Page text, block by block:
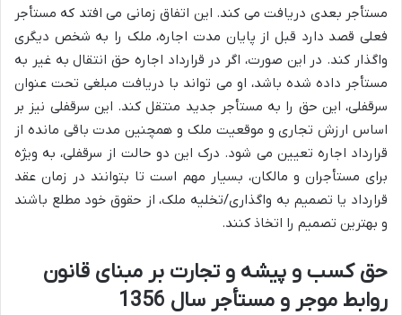
مستأجر بعدی دریافت می کند. این اتفاق زمانی می افتد که مستأجر
فعلی قصد دارد قبل از پایان مدت اجاره، ملک را به شخص دیگری
واگذار کند. در این صورت، اگر در قرارداد اجاره حق انتقال به غیر به
مستأجر داده شده باشد، او می تواند با دریافت مبلغی تحت عنوان
سرقفلی، این حق را به مستأجر جدید منتقل کند. این سرقفلی نیز بر
اساس ارزش تجاری و موقعیت ملک و همچنین مدت باقی مانده از
قرارداد اجاره تعیین می شود. درک این دو حالت از سرقفلی، به ویژه
برای مستأجران و مالکان، بسیار مهم است تا بتوانند در زمان عقد
قرارداد یا تصمیم به واگذاری/تخلیه ملک، از حقوق خود مطلع باشند
و بهترین تصمیم را اتخاذ کنند.
حق کسب و پیشه و تجارت بر مبنای قانون
روابط موجر و مستأجر سال 1356